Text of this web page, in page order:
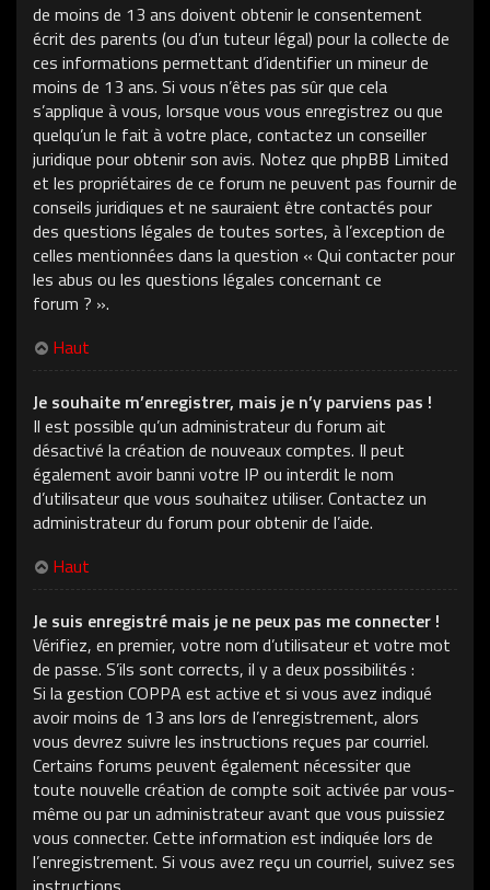
de moins de 13 ans doivent obtenir le consentement
écrit des parents (ou d’un tuteur légal) pour la collecte de
ces informations permettant d’identifier un mineur de
moins de 13 ans. Si vous n’êtes pas sûr que cela
s’applique à vous, lorsque vous vous enregistrez ou que
quelqu’un le fait à votre place, contactez un conseiller
juridique pour obtenir son avis. Notez que phpBB Limited
et les propriétaires de ce forum ne peuvent pas fournir de
conseils juridiques et ne sauraient être contactés pour
des questions légales de toutes sortes, à l’exception de
celles mentionnées dans la question « Qui contacter pour
les abus ou les questions légales concernant ce
forum ? ».
Haut
Je souhaite m’enregistrer, mais je n’y parviens pas !
Il est possible qu’un administrateur du forum ait
désactivé la création de nouveaux comptes. Il peut
également avoir banni votre IP ou interdit le nom
d’utilisateur que vous souhaitez utiliser. Contactez un
administrateur du forum pour obtenir de l’aide.
Haut
Je suis enregistré mais je ne peux pas me connecter !
Vérifiez, en premier, votre nom d’utilisateur et votre mot
de passe. S’ils sont corrects, il y a deux possibilités :
Si la gestion COPPA est active et si vous avez indiqué
avoir moins de 13 ans lors de l’enregistrement, alors
vous devrez suivre les instructions reçues par courriel.
Certains forums peuvent également nécessiter que
toute nouvelle création de compte soit activée par vous-
même ou par un administrateur avant que vous puissiez
vous connecter. Cette information est indiquée lors de
l’enregistrement. Si vous avez reçu un courriel, suivez ses